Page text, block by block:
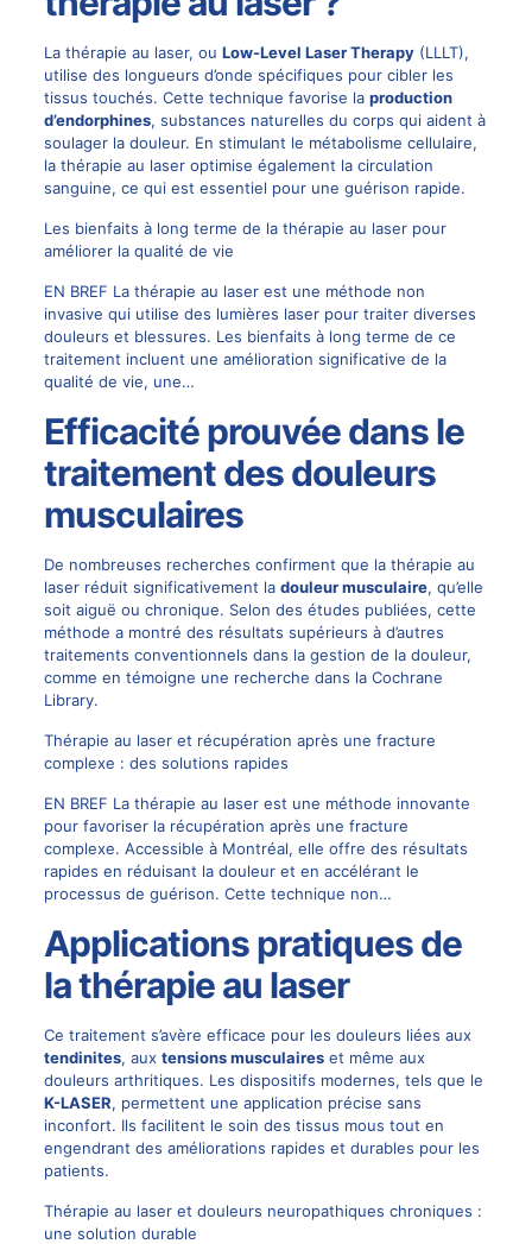
La thérapie au laser, ou Low-Level Laser Therapy(LLLT),
utilise des longueurs d’onde spécifiques pour cibler les
tissus touchés. Cette technique favorise la production
d’endorphines, substances naturelles du corps qui aident à
soulager la douleur. En stimulant le métabolisme cellulaire,
la thérapie au laser optimise également la circulation
sanguine, ce qui est essentiel pour une guérison rapide.
Les bienfaits à long terme de la thérapie au laser pour
améliorer la qualité de vie
EN BREF La thérapie au laser est une méthode non
invasive qui utilise des lumières laser pour traiter diverses
douleurs et blessures. Les bienfaits à long terme de ce
traitement incluent une amélioration significative de la
qualité de vie, une…
Efficacité prouvée dans le
traitement des douleurs
musculaires
De nombreuses recherches confirment que la thérapie au
laser réduit significativement la douleur musculaire, qu’elle
soit aiguë ou chronique. Selon des études publiées, cette
méthode a montré des résultats supérieurs à d’autres
traitements conventionnels dans la gestion de la douleur,
comme en témoigne une recherche dans la Cochrane
Library.
Thérapie au laser et récupération après une fracture
complexe : des solutions rapides
EN BREF La thérapie au laser est une méthode innovante
pour favoriser la récupération après une fracture
complexe. Accessible à Montréal, elle offre des résultats
rapides en réduisant la douleur et en accélérant le
processus de guérison. Cette technique non…
Applications pratiques de
la thérapie au laser
Ce traitement s’avère efficace pour les douleurs liées aux
tendinites, aux tensions musculaireset même aux
douleurs arthritiques. Les dispositifs modernes, tels que le
K-LASER, permettent une application précise sans
inconfort. Ils facilitent le soin des tissus mous tout en
engendrant des améliorations rapides et durables pour les
patients.
Thérapie au laser et douleurs neuropathiques chroniques :
une solution durable